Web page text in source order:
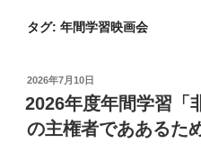
タグ: 年間学習映画会
投
稿
日:
2026年7月10日
2026年度年間学習「
の主権者でああるた